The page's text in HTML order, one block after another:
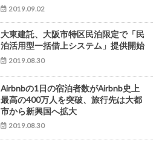
2019.09.02
大東建託、大阪市特区民泊限定で「民
泊活用型一括借上システム」提供開始
2019.08.30
Airbnbの1日の宿泊者数がAirbnb史上
最高の400万人を突破、旅行先は大都
市から新興国へ拡大
2019.08.30